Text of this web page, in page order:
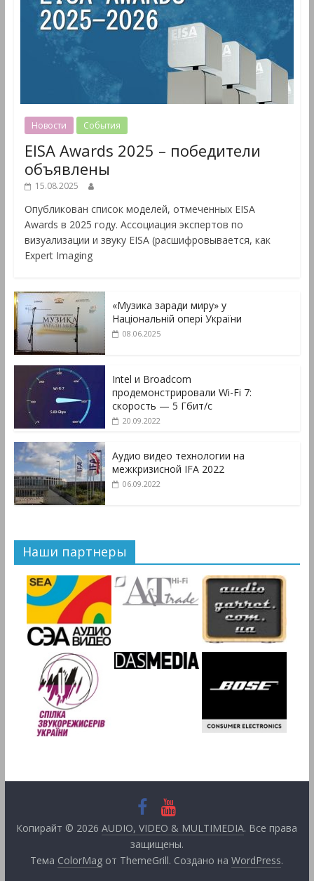
Новости События
EISA Awards 2025 – победители
объявлены
15.08.2025
Опубликован список моделей, отмеченных EISA
Awards в 2025 году. Ассоциация экспертов по
визуализации и звуку EISA (расшифровывается, как
Expert Imaging
«Музика заради миру» у
Національній опері України
08.06.2025
Intel и Broadcom
продемонстрировали Wi-Fi 7:
скорость — 5 Гбит/с
20.09.2022
Аудио видео технологии на
межкризисной IFA 2022
06.09.2022
Наши партнеры
Копирайт © 2026AUDIO, VIDEO & MULTIMEDIA. Все права
защищены.
Тема ColorMag от ThemeGrill. Создано наWordPress.